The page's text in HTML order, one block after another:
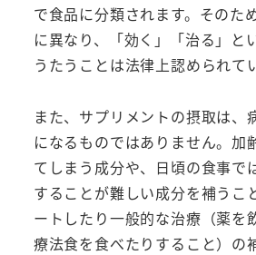
で食品に分類されます。そのた
に異なり、「効く」「治る」と
うたうことは法律上認められて
また、サプリメントの摂取は、
になるものではありません。加
てしまう成分や、日頃の食事で
することが難しい成分を補うこ
ートしたり一般的な治療（薬を
療法食を食べたりすること）の